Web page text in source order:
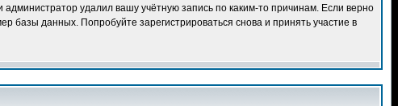
удалил вашу учётную запись по каким-то причинам. Если верно
базы данных. Попробуйте зарегистрироваться снова и принять участие в